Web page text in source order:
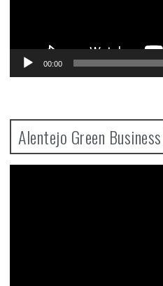
00:00
Alentejo Green